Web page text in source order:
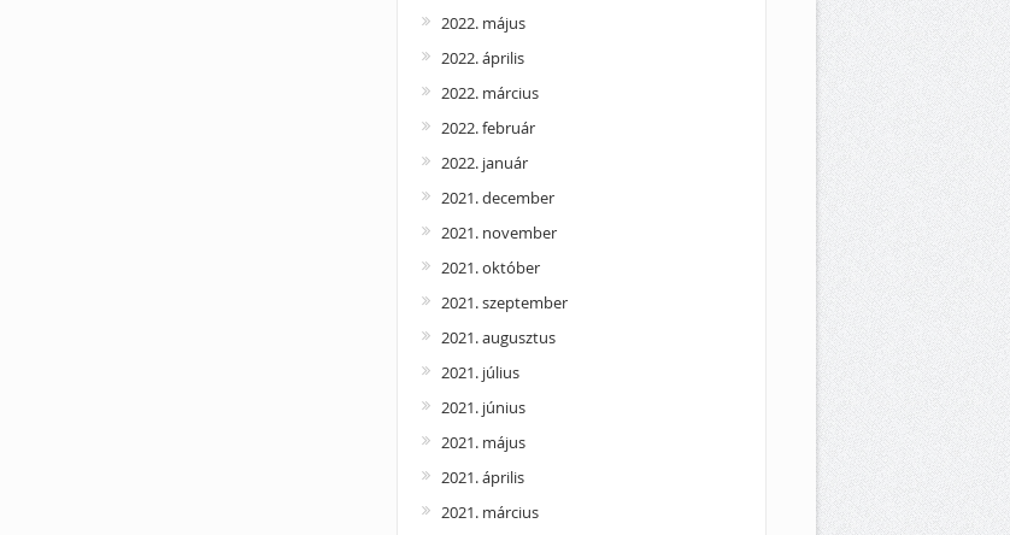
2022. május
2022. április
2022. március
2022. február
2022. január
2021. december
2021. november
2021. október
2021. szeptember
2021. augusztus
2021. július
2021. június
2021. május
2021. április
2021. március